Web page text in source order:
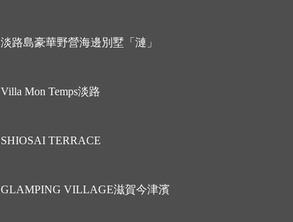
淡路島豪華野營海邊別墅「漣」
Villa Mon Temps淡路
SHIOSAI TERRACE
GLAMPING VILLAGE滋賀今津濱